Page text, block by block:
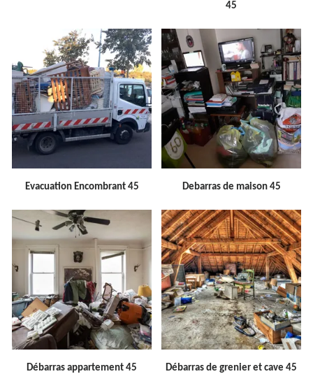
45
Evacuation Encombrant 45 Debarras de maison 45
Débarras appartement 45 Débarras de grenier et cave 45